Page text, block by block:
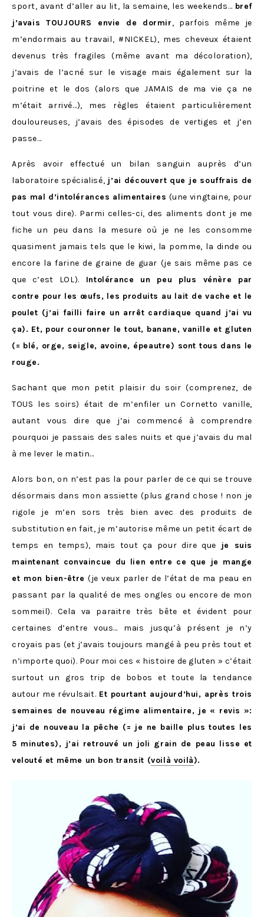
sport, avant d’aller au lit, la semaine, les weekends… bref
j’avais TOUJOURS envie de dormir, parfois même je
m’endormais au travail, #NICKEL), mes cheveux étaient
devenus très fragiles (même avant ma décoloration),
j’avais de l’acné sur le visage mais également sur la
poitrine et le dos (alors que JAMAIS de ma vie ça ne
m’était arrivé…), mes règles étaient particulièrement
douloureuses, j’avais des épisodes de vertiges et j’en
passe…
Après avoir effectué un bilan sanguin auprès d’un
laboratoire spécialisé, j’ai découvert que je souffrais de
pas mal d’intolérances alimentaires (une vingtaine, pour
tout vous dire). Parmi celles-ci, des aliments dont je me
fiche un peu dans la mesure où je ne les consomme
quasiment jamais tels que le kiwi, la pomme, la dinde ou
encore la farine de graine de guar (je sais même pas ce
que c’est LOL). Intolérance un peu plus vénère par
contre pour les œufs, les produits au lait de vache et le
poulet (j’ai failli faire un arrêt cardiaque quand j’ai vu
ça). Et, pour couronner le tout, banane, vanille et gluten
(= blé, orge, seigle, avoine, épeautre) sont tous dans le
rouge.
Sachant que mon petit plaisir du soir (comprenez, de
TOUS les soirs) était de m’enfiler un Cornetto vanille,
autant vous dire que j’ai commencé à comprendre
pourquoi je passais des sales nuits et que j’avais du mal
à me lever le matin…
Alors bon, on n’est pas la pour parler de ce qui se trouve
désormais dans mon assiette (plus grand chose ! non je
rigole je m’en sors très bien avec des produits de
substitution en fait, je m’autorise même un petit écart de
temps en temps), mais tout ça pour dire que
je suis
maintenant convaincue du lien entre ce que je mange
et mon bien-être (je veux parler de l’état de ma peau en
passant par la qualité de mes ongles ou encore de mon
sommeil). Cela va paraitre très bête et évident pour
certaines d’entre vous… mais jusqu’à présent je n’y
croyais pas (et j’avais toujours mangé à peu près tout et
n’importe quoi). Pour moi ces « histoire de gluten » c’était
surtout un gros trip de bobos et toute la tendance
autour me révulsait. Et pourtant aujourd’hui, après trois
semaines de nouveau régime alimentaire, je « revis »:
j’ai de nouveau la pêche (= je ne baille plus toutes les
5 minutes), j’ai retrouvé un joli grain de peau lisse et
velouté et même un bon transit (voilà voilà).